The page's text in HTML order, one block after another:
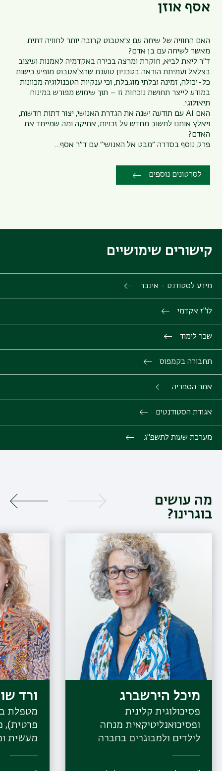
אסף אוזן
האם החוויה של שיחה עם צ׳אטבוט קרובה יותר לחוויה דתית
מאשר לשיחה עם בן אדם?
ד״ר ליאת לביא, חוקרת ומרצה בכירה באקדמיה לאמנות ועיצוב
בצלאל ועמיתת הוראה בטכניון טוענת שהצ'אטבוט מופיע כישות
כל-יכולה, זמינה ובלתי מוגבלת, וכי ענקיות הטכנולוגיה מכוונות
במודע לייצר תחושת נוכחות זו – תוך שימוש מפורש במינוח
תיאולוגי.
האם AI עם תודעה ישנה את הגדרת האנושי, יצור דתות חדשות,
ויאלץ אותנו לחשוב מחדש על זכויות, אתיקה ומה שמייחד את
האדם?
פרק נוסף בסדרה ״מבט אל האנושי״ עם ד״ר אסף…
לסרטונים נוספים
קישורים שימושיים
מידע לסטודנט - אינבר
לו"ז אקדמי
שכר לימוד
תחבורה בקמפוס
אתר הספריה
אגודת הסטודנטים
מערכת שעות לתשפ"ג
מה עושים
בוגרינו?
מיכל הירשברג
פסיכולוגית קלינית
ופסיכואנליטיקאית מנחה
לילדים ולמבוגרים בחברה
ורד
מטפלת
פרטית),
מעשית